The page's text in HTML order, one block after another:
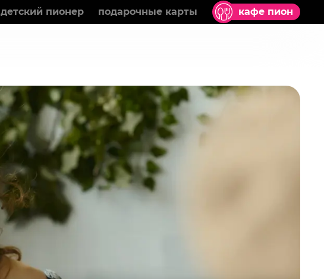
детский пионер подарочные карты кафе пион